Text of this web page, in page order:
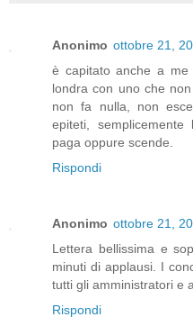
Anonimo ottobre 21,
è capitato anche a
londra con uno che
non fa nulla, non
epiteti,
paga oppure scende.
Rispondi
Anonimo ottobre 21,
Lettera bellissima e
minuti di applausi. I
tutti gli amministratori e
Rispondi